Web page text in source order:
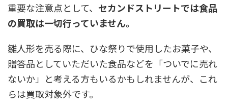
重要な注意点として、 セカンドストリートでは食品
の買取は一切行っていません。
雛人形を売る際に、ひな祭りで使用したお菓子や、
贈答品としていただいた食品などを「ついでに売れ
ないか」と考える方もいるかもしれませんが、これ
らは買取対象外です。